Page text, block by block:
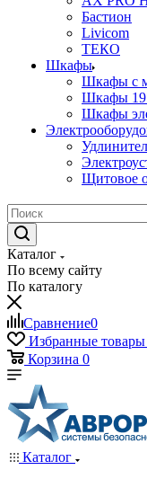
Бастион
Livicom
ТЕКО
Шкафы
Шкафы с
Шкафы
Шкафы
Щитовое
Каталог
По всему сайту
По каталогу
Сравнение0
Избранные товары
Корзина 0
Каталог